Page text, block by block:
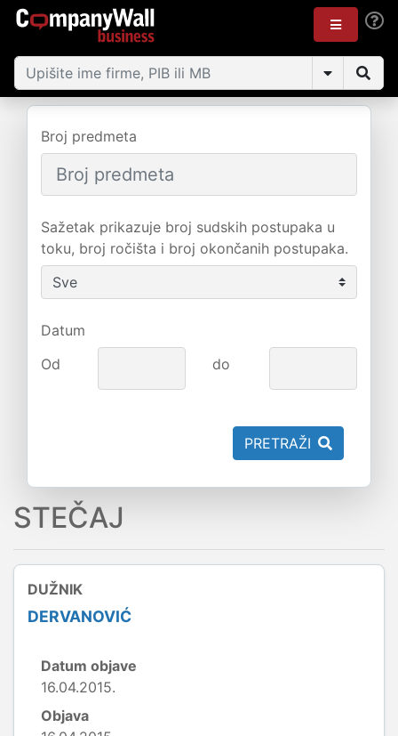
Broj predmeta
Sažetak prikazuje broj sudskih postupaka u
toku, broj ročišta i broj okončanih postupaka.
Datum
Od
do
PRETRAŽI
STEČAJ
DUŽNIK
DERVANOVIĆ
Datum objave
16.04.2015.
Objava